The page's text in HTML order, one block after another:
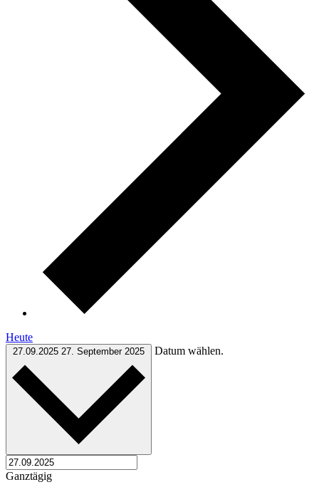
Heute
27.09.2025 27. September 2025 Datum wählen.
Ganztägig